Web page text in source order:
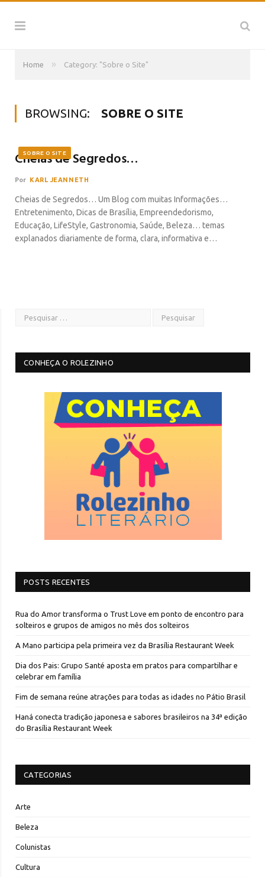
Home » Category: "Sobre o Site"
BROWSING: SOBRE O SITE
SOBRE O SITE
Cheias de Segredos…
Por KARL JEANNETH
Cheias de Segredos… Um Blog com muitas Informações…
Entretenimento, Dicas de Brasília, Empreendedorismo,
Educação, LifeStyle, Gastronomia, Saúde, Beleza… temas
explanados diariamente de forma, clara, informativa e…
CONHEÇA O ROLEZINHO
POSTS RECENTES
Rua do Amor transforma o Trust Love em ponto de encontro para
solteiros e grupos de amigos no mês dos solteiros
A Mano participa pela primeira vez da Brasília Restaurant Week
Dia dos Pais: Grupo Santé aposta em pratos para compartilhar e
celebrar em família
Fim de semana reúne atrações para todas as idades no Pátio Brasil
Haná conecta tradição japonesa e sabores brasileiros na 34ª edição
do Brasília Restaurant Week
CATEGORIAS
Arte
Beleza
Colunistas
Cultura